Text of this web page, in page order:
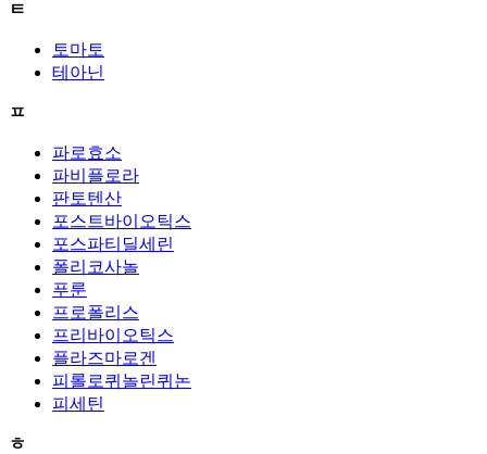
ㅌ
토마토
테아닌
ㅍ
파로효소
파비플로라
판토텐산
포스트바이오틱스
포스파티딜세린
폴리코사놀
푸룬
프로폴리스
프리바이오틱스
플라즈마로겐
피롤로퀴놀린퀴논
피세틴
ㅎ